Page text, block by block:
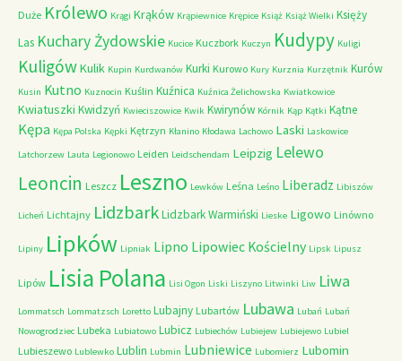
Duże Królewo Krągi Krąków Krąpiewnice Krępice Książ Książ Wielki Księży
Las Kuchary Żydowskie Kucice Kuczbork Kuczyn Kudypy Kuligi
KuligówKulik Kupin Kurdwanów Kurki Kurowo Kury Kurznia Kurzętnik Kurów
Kusin Kutno Kuznocin Kuślin Kuźnica Kuźnica Żelichowska Kwiatkowice
Kwiatuszki Kwidzyń Kwieciszowice Kwik Kwirynów Kórnik Kąp Kątki Kątne
Kępa Kępa Polska Kępki Kętrzyn Kłanino Kłodawa Lachowo Laski Laskowice
Latchorzew Lauta Legionowo Leiden Leidschendam Leipzig Lelewo
Leoncin Leszcz Leszno Lewków Leśna Leśno Liberadz Libiszów
Licheń Lichtajny LidzbarkLidzbark Warmiński Lieske Ligowo Linówno
Lipiny Lipków Lipniak Lipno Lipowiec Kościelny Lipsk Lipusz
Lipów Lisia Polana Lisi Ogon Liski Liszyno Litwinki Liw Liwa
Lommatsch Lommatzsch Loretto Lubajny Lubartów Lubawa Lubań Lubań
Nowogrodziec Lubeka Lubiatowo Lubicz Lubiechów Lubiejew Lubiejewo Lubiel
Lubieszewo Lublewko Lublin Lubmin Lubniewice Lubomierz Lubomin